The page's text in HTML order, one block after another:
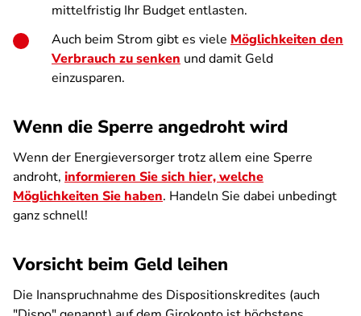
mittelfristig Ihr Budget entlasten.
Auch beim Strom gibt es viele Möglichkeiten den
Verbrauch zu senken und damit Geld
einzusparen.
Wenn die Sperre angedroht wird
Wenn der Energieversorger trotz allem eine Sperre
androht, informieren Sie sich hier, welche
Möglichkeiten Sie haben. Handeln Sie dabei unbedingt
ganz schnell!
Vorsicht beim Geld leihen
Die Inanspruchnahme des Dispositionskredites (auch